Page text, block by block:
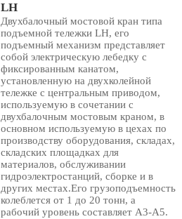
LH
Двухбалочный мостовой кран типа
подъемной тележки LH, его
подъемный механизм представляет
собой электрическую лебедку с
фиксированным канатом,
установленную на двухколейной
тележке с центральным приводом,
используемую в сочетании с
двухбалочным мостовым краном, в
основном используемую в цехах по
производству оборудования, складах,
складских площадках для
материалов, обслуживании
гидроэлектростанций, сборке и в
других местах.Его грузоподъемность
колеблется от 1 до 20 тонн, а
рабочий уровень составляет A3-A5.